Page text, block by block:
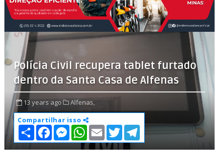
Polícia Civil recupera tablet furtado
dentro da Santa Casa de Alfenas
13 years ago
Alfenas,
Compartilhar isso
S
h
a
r
F
c
e
M
e
s
s
W
h
a
t
E
m
a
i
T
w
i
t
T
l
e